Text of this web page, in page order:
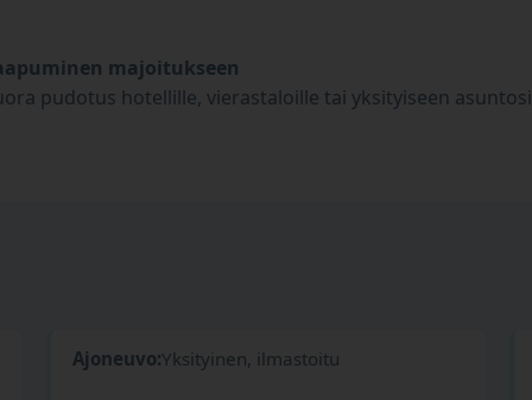
majoitukseen
pudotus hotellille, vierastaloille tai yksityiseen
Ajoneuvo:Yksityinen, ilmastoitu